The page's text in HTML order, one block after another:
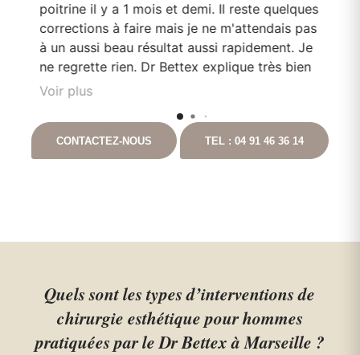
poitrine il y a 1 mois et demi. Il reste quelques
corrections à faire mais je ne m'attendais pas
à un aussi beau résultat aussi rapidement. Je
ne regrette rien. Dr Bettex explique très bien
son rôle dans. la. prise en soin et est très à
en cas que questionnement. Ayant pour
projet de continuer les chirurgies correctrices
avec lui suite à un gros amaigrissement, je ne
Voir plus
CONTACTEZ-NOUS TEL : 04 91 46 36 14
Quels sont les types d’interventions de
chirurgie esthétique pour hommes
pratiquées par le Dr Bettex à Marseille ?